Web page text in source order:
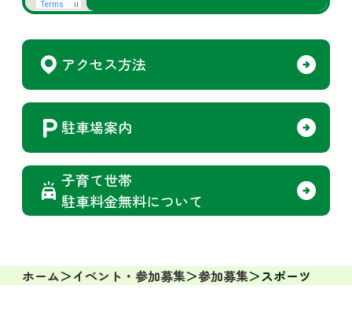
アクセス方法
駐車場案内
子育て世帯
駐車料金無料について
ホーム イベント・参加募集 参加募集 スポーツ